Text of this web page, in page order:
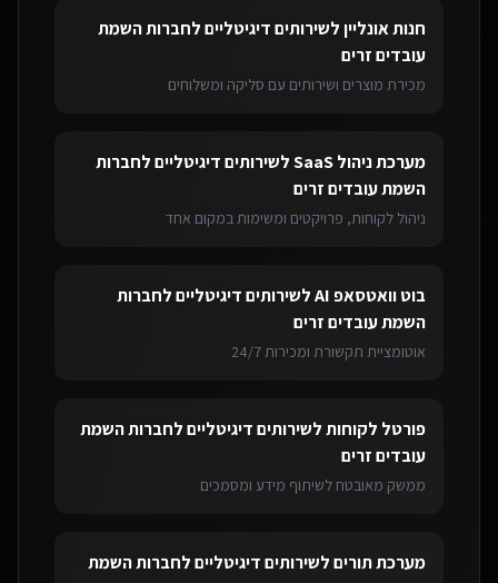
חנות אונלייןלשירותים דיגיטליים לחברות השמת
עובדים זרים
מכירת מוצרים ושירותים עם סליקה ומשלוחים
מערכת ניהול SaaS לשירותים דיגיטליים לחברות
השמת עובדים זרים
ניהול לקוחות, פרויקטים ומשימות במקום אחד
בוט וואטסאפ AI לשירותים דיגיטליים לחברות
השמת עובדים זרים
אוטומציית תקשורת ומכירות 24/7
פורטל לקוחותלשירותים דיגיטליים לחברות השמת
עובדים זרים
ממשק מאובטח לשיתוף מידע ומסמכים
מערכת תוריםלשירותים דיגיטליים לחברות השמת